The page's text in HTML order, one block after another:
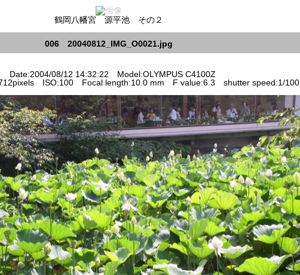
鶴岡八幡宮 源平池 その２
006 20040812_IMG_O0021.jpg
Date:2004/08/12 14:32:22 Model:OLYMPUS C4100Z
ISO:100 Focal length:10.0 mm F value:6.3 shutter speed:1/100